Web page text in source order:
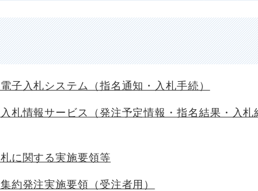
子入札システム（指名通知・入札手続）
札情報サービス（発注予定情報・指名結果・入札
に関する実施要領等
約発注実施要領（受注者用）